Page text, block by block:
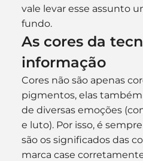
vale levar esse assunto
fundo.
As cores da
informação
Cores não são apenas
pigmentos, elas
de diversas emoções
e luto). Por isso, é
são os significados das
marca case